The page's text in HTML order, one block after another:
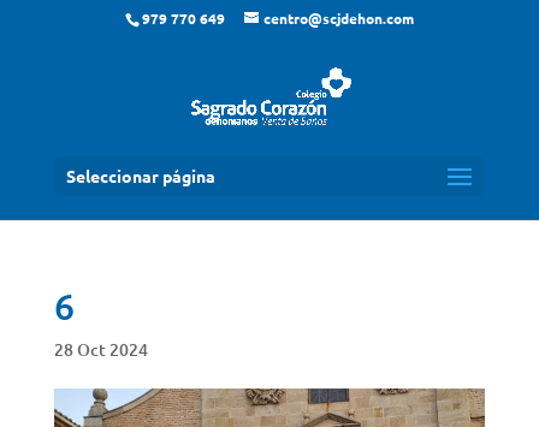
979 770 649 centro@scjdehon.com
Seleccionar página
6
28 Oct 2024